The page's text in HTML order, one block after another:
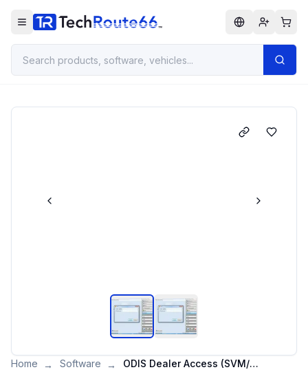
Home → Software → ODIS Dealer Access (SVM/IMMO) - Paket mit 5 Codes